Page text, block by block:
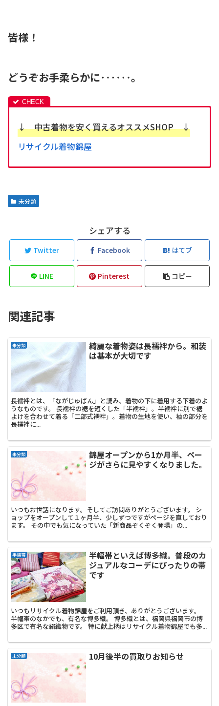
皆様！
どうぞお手柔らかに‥‥‥。
↓ 中古着物を安く買えるオススメSHOP ↓
リサイクル着物錦屋
未分類
シェアする
Twitter Facebook はてブ
LINE Pinterest コピー
関連記事
未分類
綺麗な着物姿は長襦袢から。和装
は基本が大切です
長襦袢とは、「ながじゅばん」と読み、着物の下に着用する下着のよ
うなものです。 長襦袢の裾を短くした「半襦袢」。半襦袢に別で裾
よけを合わせて着る「二部式襦袢」。着物の生地を使い、袖の部分を
長襦袢に...
未分類
錦屋オープンから1か月半、ペー
ジがさらに見やすくなりました。
いつもお世話になります。そしてご訪問ありがとうございます。 シ
ョップをオープンして１ヶ月半、少しずつですがページを直しており
ます。 その中でも気になっていた「新商品ぞくぞく登場」の...
半幅帯
半幅帯といえば博多織。普段のカ
ジュアルなコーデにぴったりの帯
です
いつもリサイクル着物錦屋をご利用頂き、ありがとうございます。
半幅帯のなかでも、有名な博多織。 博多織とは、福岡県福岡市の博
多区で有名な絹織物です。 特に献上柄はリサイクル着物錦屋でも多...
未分類 10月後半の買取りお知らせ